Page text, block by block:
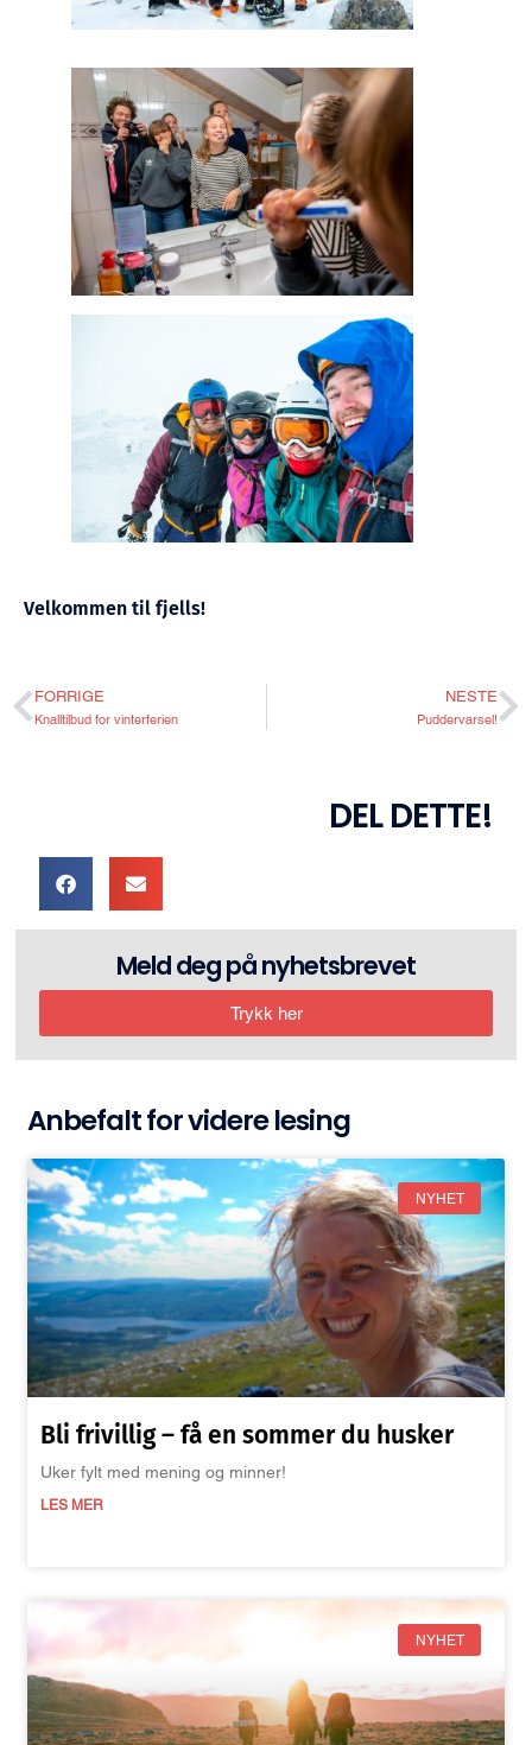
Velkommen til fjells!
FORRIGE
Knalltilbud for vinterferien
NESTE
Puddervarsel!
DEL DETTE!
Meld deg på nyhetsbrevet
Trykk her
Anbefalt for videre lesing
NYHET
Bli frivillig – få en sommer du husker
Uker fylt med mening og minner!
LES MER
NYHET